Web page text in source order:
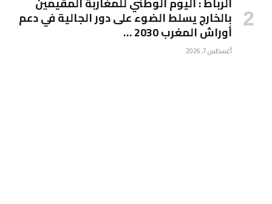
بالخارج يسلط الضوء على دور الجالية في دعم
أوراش المغرب 2030 …
أغسطس 7, 2026